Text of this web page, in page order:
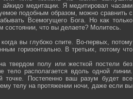
медитации. Я медитировал часами
подобным образом, можно сравнить с
Всемогущего Бога. Но как только
состоянии, что вы делаете? Молитесь.
вы глубоко спите. Во-первых, потому
горизонтально. В третьих, потому что
твердом полу или жесткой постели без
располагается вдоль одной линии.
точке. Постепенно ваш разум будет все
телу на протяжении ночи, даже если вы